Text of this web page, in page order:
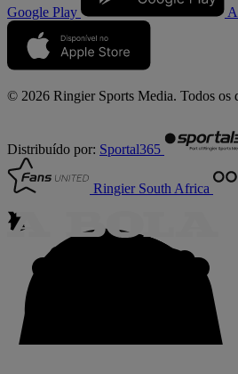
Google Play
© 2026 Ringier Sports Media. Todos os
Distribuído por: Sportal365
Ringier South Africa